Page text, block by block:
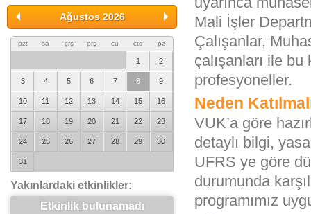
Ağustos 2026
pzt sa çrş prş cu cts pz
1 2
3 4 5 6 7 8 9
10 11 12 13 14 15 16
17 18 19 20 21 22 23
24 25 26 27 28 29 30
31
Yakınlardaki etkinlikler:
Etkinlik bulunamadı
Mali İşler
Çalışanlar,
çalışanları ile
profesyoneller.
Neden
VUK’a göre
detaylı bilgi,
UFRS ye göre
durumunda
programımız